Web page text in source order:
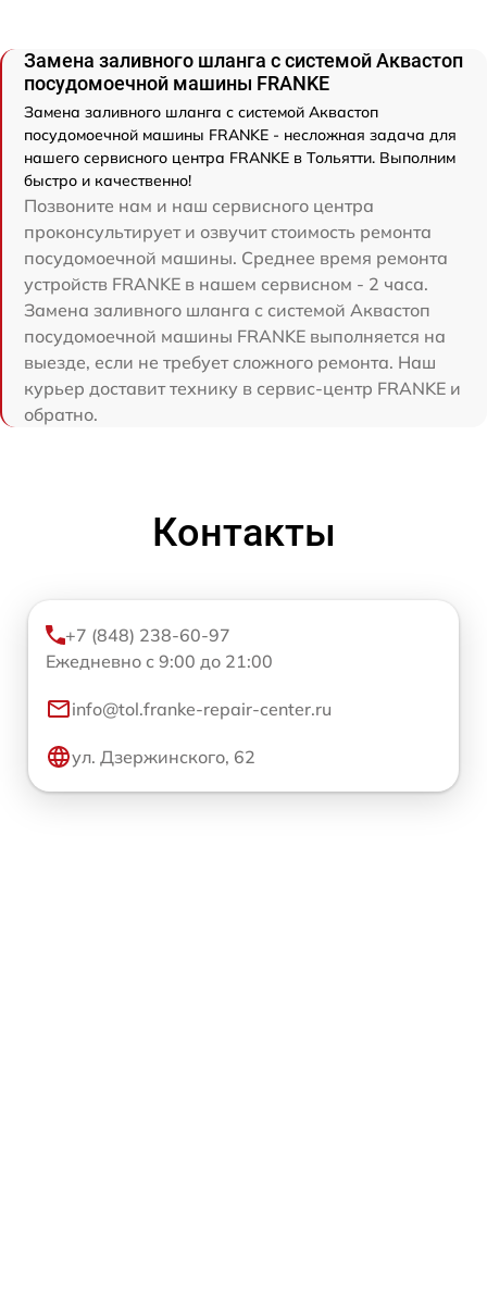
Замена заливного шланга с системой Аквастоп
посудомоечной машины FRANKE
Замена заливного шланга с системой Аквастоп
посудомоечной машины FRANKE - несложная задача для
нашего сервисного центра FRANKE в Тольятти. Выполним
быстро и качественно!
Позвоните нам и наш сервисного центра
проконсультирует и озвучит стоимость ремонта
посудомоечной машины. Среднее время ремонта
устройств FRANKE в нашем сервисном - 2 часа.
Замена заливного шланга с системой Аквастоп
посудомоечной машины FRANKE выполняется на
выезде, если не требует сложного ремонта. Наш
курьер доставит технику в сервис-центр FRANKE и
обратно.
Контакты
+7 (848) 238-60-97
Ежедневно с 9:00 до 21:00
info@tol.franke-repair-center.ru
ул. Дзержинского, 62